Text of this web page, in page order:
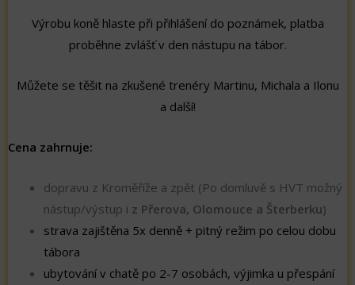
Výrobu koně hlaste při přihlášení do poznámek, platba
proběhne zvlášť v den nástupu na tábor.
Můžete se těšit na zkušené trenéry Martinu, Michala a Ilonu
a další!
Cena zahrnuje:
dopravu z Kroměříže a zpět (Po domluvě s HVT možný
nástup/výstup i z Přerova, Olomouce a Šterberku)
strava zajištěna 5x denně + pitný režim po celou dobu
tábora
ubytování v chatě po 2-7 osobách, výjimka u přespání